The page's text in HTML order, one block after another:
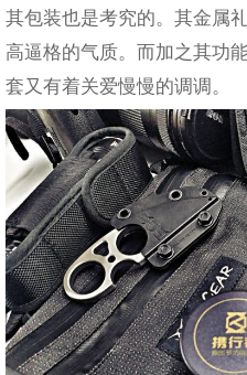
其包装也是考究的。其金属
高逼格的气质。而加之其功
套又有着关爱慢慢的调调。